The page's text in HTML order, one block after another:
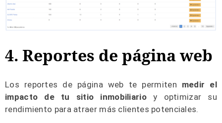
4. Reportes de página web
Los reportes de página web te permiten medir el
impacto de tu sitio inmobiliarioy optimizar su
rendimiento para atraer más clientes potenciales.